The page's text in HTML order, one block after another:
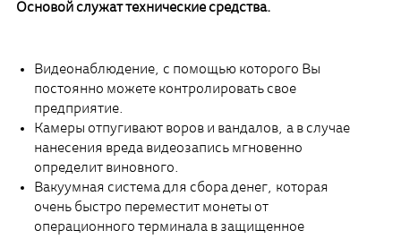
Основой служат технические средства.
Видеонаблюдение, с помощью которого Вы
постоянно можете контролировать свое
предприятие.
Камеры отпугивают воров и вандалов, а в случае
нанесения вреда видеозапись мгновенно
определит виновного.
Вакуумная система для сбора денег, которая
очень быстро переместит монеты от
операционного терминала в защищенное